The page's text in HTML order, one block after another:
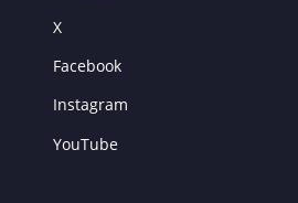
X
Facebook
Instagram
YouTube